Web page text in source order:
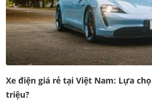
Xe điện giá rẻ tại Việt Nam: Lựa
triệu?